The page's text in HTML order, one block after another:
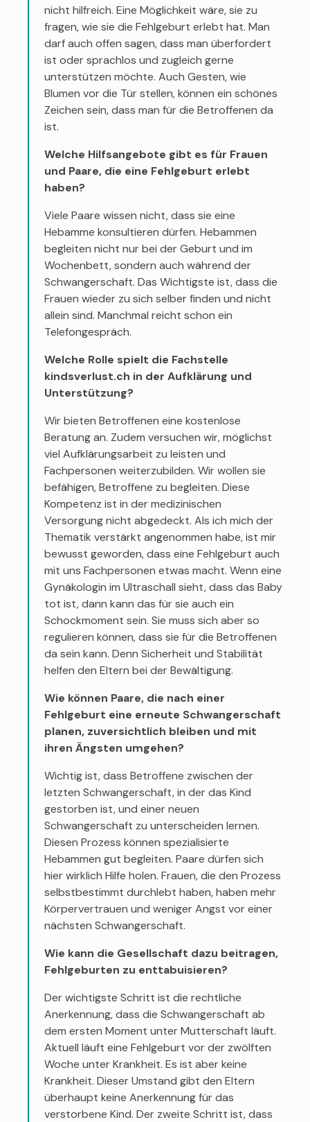
nicht hilfreich. Eine Möglichkeit wäre, sie zu
fragen, wie sie die Fehlgeburt erlebt hat. Man
darf auch offen sagen, dass man überfordert
ist oder sprachlos und zugleich gerne
unterstützen möchte. Auch Gesten, wie
Blumen vor die Tür stellen, können ein schönes
Zeichen sein, dass man für die Betroffenen da
ist.
Welche Hilfsangebote gibt es für Frauen
und Paare, die eine Fehlgeburt erlebt
haben?
Viele Paare wissen nicht, dass sie eine
Hebamme konsultieren dürfen. Hebammen
begleiten nicht nur bei der Geburt und im
Wochenbett, sondern auch während der
Schwangerschaft. Das Wichtigste ist, dass die
Frauen wieder zu sich selber finden und nicht
allein sind. Manchmal reicht schon ein
Telefongespräch.
Welche Rolle spielt die Fachstelle
kindsverlust.ch in der Aufklärung und
Unterstützung?
Wir bieten Betroffenen eine kostenlose
Beratung an. Zudem versuchen wir, möglichst
viel Aufklärungsarbeit zu leisten und
Fachpersonen weiterzubilden. Wir wollen sie
befähigen, Betroffene zu begleiten. Diese
Kompetenz ist in der medizinischen
Versorgung nicht abgedeckt. Als ich mich der
Thematik verstärkt angenommen habe, ist mir
bewusst geworden, dass eine Fehlgeburt auch
mit uns Fachpersonen etwas macht. Wenn eine
Gynäkologin im Ultraschall sieht, dass das Baby
tot ist, dann kann das für sie auch ein
Schockmoment sein. Sie muss sich aber so
regulieren können, dass sie für die Betroffenen
da sein kann. Denn Sicherheit und Stabilität
helfen den Eltern bei der Bewältigung.
Wie können Paare, die nach einer
Fehlgeburt eine erneute Schwangerschaft
planen, zuversichtlich bleiben und mit
ihren Ängsten umgehen?
Wichtig ist, dass Betroffene zwischen der
letzten Schwangerschaft, in der das Kind
gestorben ist, und einer neuen
Schwangerschaft zu unterscheiden lernen.
Diesen Prozess können spezialisierte
Hebammen gut begleiten. Paare dürfen sich
hier wirklich Hilfe holen. Frauen, die den Prozess
selbstbestimmt durchlebt haben, haben mehr
Körpervertrauen und weniger Angst vor einer
nächsten Schwangerschaft.
Wie kann die Gesellschaft dazu beitragen,
Fehlgeburten zu enttabuisieren?
Der wichtigste Schritt ist die rechtliche
Anerkennung, dass die Schwangerschaft ab
dem ersten Moment unter Mutterschaft läuft.
Aktuell läuft eine Fehlgeburt vor der zwölften
Woche unter Krankheit. Es ist aber keine
Krankheit. Dieser Umstand gibt den Eltern
überhaupt keine Anerkennung für das
verstorbene Kind. Der zweite Schritt ist, dass